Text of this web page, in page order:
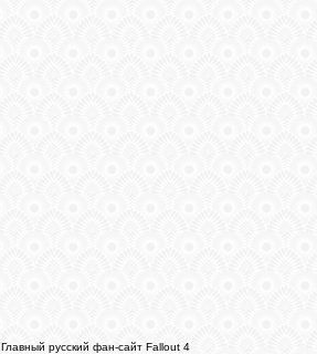
Главный русский фан-сайт Fallout 4